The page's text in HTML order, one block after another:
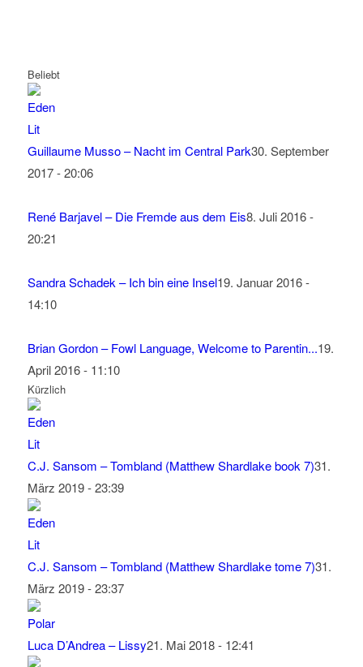
Beliebt
Guillaume Musso – Nacht im Central Park30. September
2017 - 20:06
René Barjavel – Die Fremde aus dem Eis8. Juli 2016 -
20:21
Sandra Schadek – Ich bin eine Insel19. Januar 2016 -
14:10
Brian Gordon – Fowl Language, Welcome to Parentin...19.
April 2016 - 11:10
Kürzlich
C.J. Sansom – Tombland (Matthew Shardlake book 7)31.
März 2019 - 23:39
C.J. Sansom – Tombland (Matthew Shardlake tome 7)31.
März 2019 - 23:37
Luca D’Andrea – Lissy21. Mai 2018 - 12:41